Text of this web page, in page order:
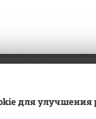
для улучшения